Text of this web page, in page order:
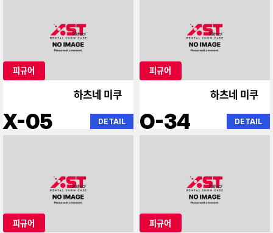
피규어
하츠네 미쿠
X-05 DETAIL
피규어
하츠네 미쿠
O-34 DETAIL
피규어 피규어